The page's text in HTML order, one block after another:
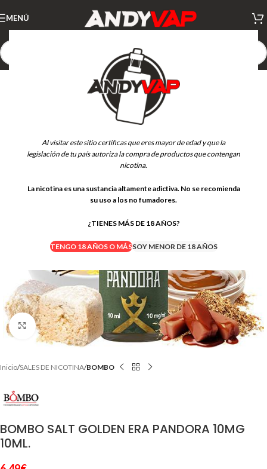
Al visitar este sitio certificas que eres mayor de edad y que la
legislación de tu país autoriza la compra de productos que contengan
nicotina.
La nicotina es una sustancia altamente adictiva. No se recomienda
su uso a los no fumadores.
¿TIENES MÁS DE 18 AÑOS?
TENGO 18 AÑOS O MÁSSOY MENOR DE 18 AÑOS
MENÚ
Clic para ampliar
Inicio SALES DE NICOTINA BOMBO
BOMBO SALT GOLDEN ERA PANDORA 10MG
10ML.